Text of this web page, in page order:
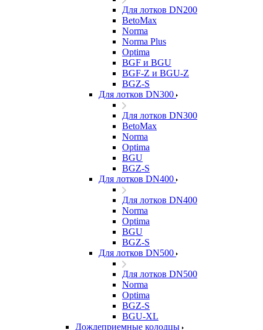
Для лотков DN200
BetoMax
Norma
Norma Plus
Optima
BGF и BGU
BGF-Z и BGU-Z
BGZ-S
Для лотков DN300
Для лотков DN300
BetoMax
Norma
Optima
BGU
BGZ-S
Для лотков DN400
Для лотков DN400
Norma
Optima
BGU
BGZ-S
Для лотков DN500
Для лотков DN500
Norma
Optima
BGZ-S
BGU-XL
Дождеприемные колодцы